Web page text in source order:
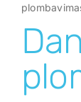
Naujienos
Gydytojai
Paslaugos